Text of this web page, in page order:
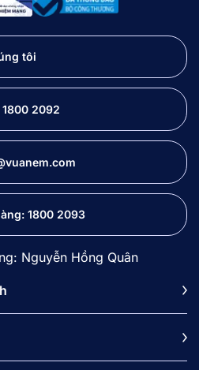
tôi
1800 2092
1800 2093
Nguyễn Hồng Quân